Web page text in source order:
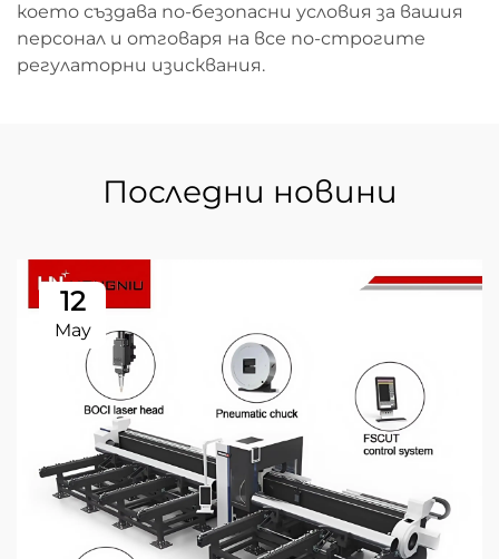
което създава по-безопасни условия за вашия
персонал и отговаря на все по-строгите
регулаторни изисквания.
Последни новини
12
May